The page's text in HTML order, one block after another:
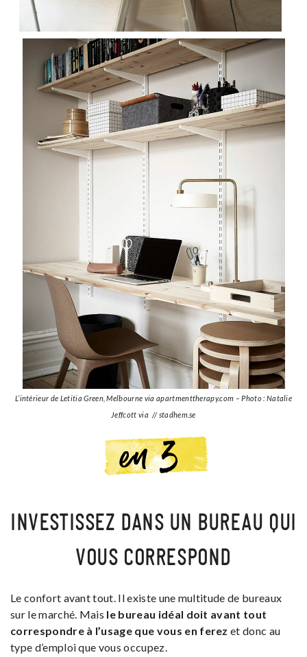
L’intérieur de Letitia Green, Melbourne via apartmenttherapy.com – Photo : Natalie
Jeffcott via // stadhem.se
INVESTISSEZ DANS UN BUREAU QUI
VOUS CORRESPOND
Le confort avant tout. Il existe une multitude de bureaux
sur le marché. Mais le bureau idéal doit avant tout
correspondre à l’usage que vous en ferez et donc au
type d’emploi que vous occupez.